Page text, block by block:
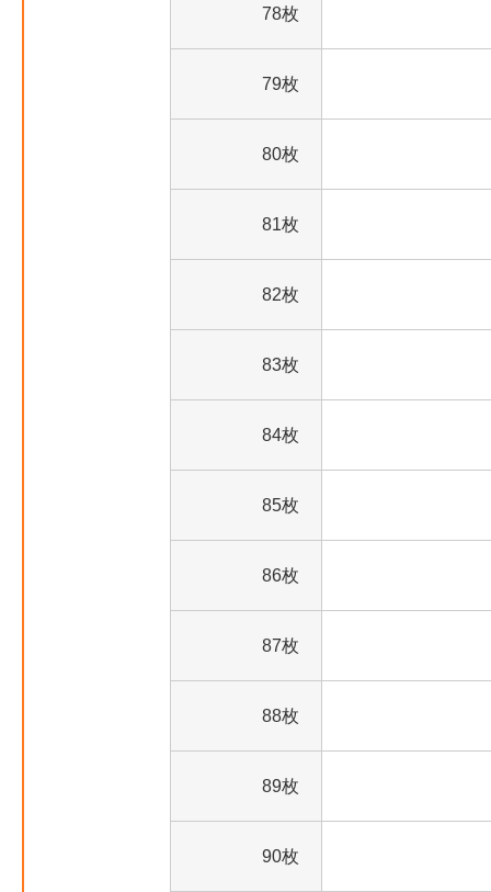
78枚
79枚
80枚
81枚
82枚
83枚
84枚
85枚
86枚
87枚
88枚
89枚
90枚